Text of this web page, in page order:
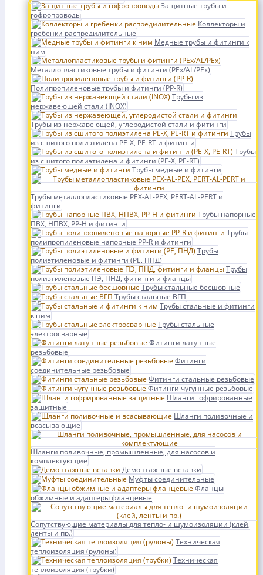
Защитные трубы и
гофропроводы
Коллекторы и
гребенки распредилительные
Медные трубы и фитинги к
ним
Металлопластиковые трубы и фитинги (PEx/AL/PEx)
Полипропиленовые трубы и фитинги (PP-R)
Трубы из
нержавеющей стали (INOX)
Трубы из нержавеющей, углеродистой стали и фитинги
Трубы
из сшитого полиэтилена PE-X, PE-RT и фитинги
Трубы
из сшитого полиэтилена и фитинги (PE-X, PE-RT)
Трубы медные и фитинги
Трубы металлопластиковые PEX-AL-PEX, PERT-AL-PERT и
фитинги
Трубы напорные
ПВХ, НПВХ, PP-H и фитинги
Трубы
полипропиленовые напорные PP-R и фитинги
Трубы
полиэтиленовые и фитинги (PE, ПНД)
Трубы
полиэтиленовые ПЭ, ПНД, фитинги и фланцы
Трубы стальные бесшовные
Трубы стальные ВГП
Трубы стальные и фитинги
к ним
Трубы стальные
электросварные
Фитинги латунные
резьбовые
Фитинги
соединительные резьбовые
Фитинги стальные резьбовые
Фитинги чугунные резьбовые
Шланги гофрированные
защитные
Шланги поливочные и
всасывающие
Шланги поливочные, промышленные, для насосов и
комплектующие
Демонтажные вставки
Муфты соединительные
Фланцы
обжимные и адаптеры фланцевые
Сопутствующие материалы для тепло- и шумоизоляции (клей,
ленты и пр.)
Техническая
теплоизоляция (рулоны)
Техническая
теплоизоляция (трубки)